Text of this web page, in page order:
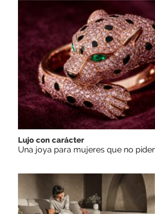
Lujo con carácter
Una joya para mujeres que no